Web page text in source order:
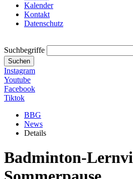
Kalender
Kontakt
Datenschutz
Suchbegriffe
Suchen
Instagram
Youtube
Facebook
Tiktok
BBG
News
Details
Badminton-